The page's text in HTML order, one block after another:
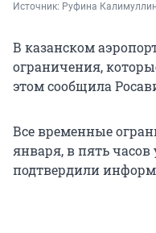
Источник: Руфина
В казанском
ограничения,
этом сообщила
Все временные
января, в пять
подтвердили